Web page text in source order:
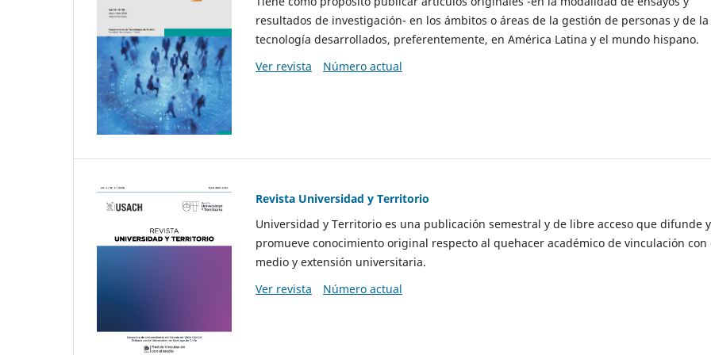
resultados de investigación- en los ámbitos o áreas de la gestión de personas y de la
tecnología desarrollados, preferentemente, en América Latina y el mundo hispano.
Ver revista
Número actual
Revista Universidad y Territorio
Universidad y Territorio es una publicación semestral y de libre acceso que difunde y
promueve conocimiento original respecto al quehacer académico de vinculación con
medio y extensión universitaria.
Ver revista
Número actual